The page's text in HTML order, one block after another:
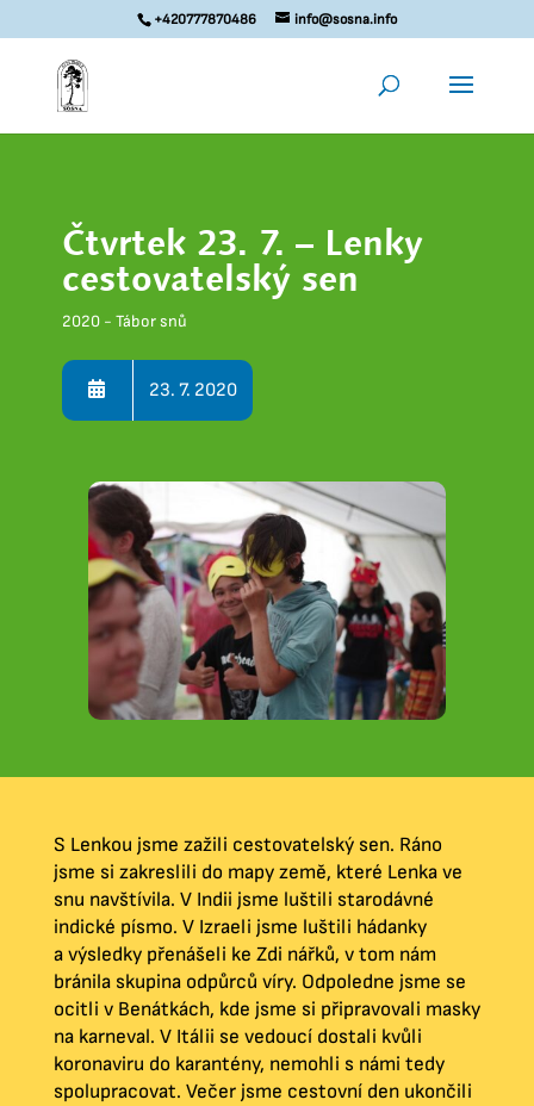
+420777870486 info@sosna.info
Čtvrtek 23. 7. – Lenky
cestovatelský sen
2020 - Tábor snů
23. 7. 2020
S Lenkou jsme zažili cestovatelský sen. Ráno
jsme si zakreslili do mapy země, které Lenka ve
snu navštívila. V Indii jsme luštili starodávné
indické písmo. V Izraeli jsme luštili hádanky
a výsledky přenášeli ke Zdi nářků, v tom nám
bránila skupina odpůrců víry. Odpoledne jsme se
ocitli v Benátkách, kde jsme si připravovali masky
na karneval. V Itálii se vedoucí dostali kvůli
koronaviru do karantény, nemohli s námi tedy
spolupracovat. Večer jsme cestovní den ukončili